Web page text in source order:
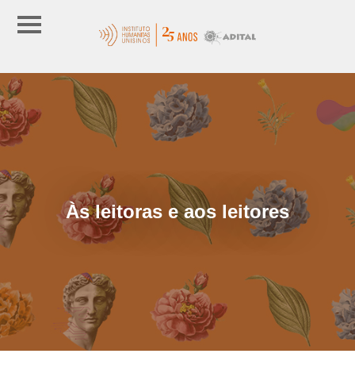
Às leitoras e aos leitores